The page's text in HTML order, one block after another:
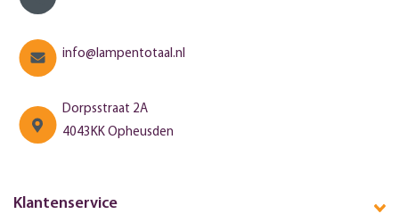
info@lampentotaal.nl
Dorpsstraat 2A
4043KK Opheusden
Klantenservice